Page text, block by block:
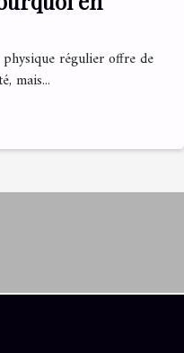
régulier offre de
mais...